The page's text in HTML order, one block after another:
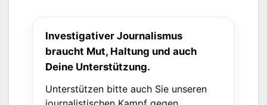
Investigativer Journalismus
braucht Mut, Haltung und auch
Deine Unterstützung.
Unterstützen bitte auch Sie unseren